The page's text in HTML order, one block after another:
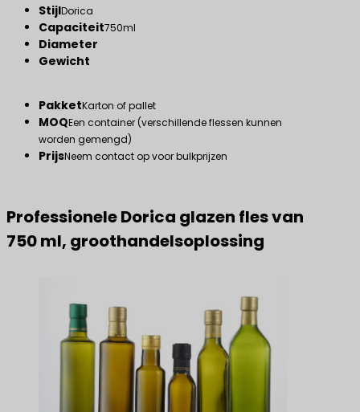
StijlDorica
Capaciteit750ml
Diameter
Gewicht
PakketKarton of pallet
MOQEen container (verschillende flessen kunnen
worden gemengd)
PrijsNeem contact op voor bulkprijzen
Professionele Dorica glazen fles van
750 ml, groothandelsoplossing